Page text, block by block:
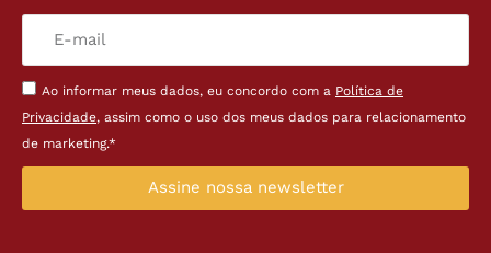
Ao informar meus dados, eu concordo com a Política de
Privacidade, assim como o uso dos meus dados para relacionamento
de marketing.*
Assine nossa newsletter